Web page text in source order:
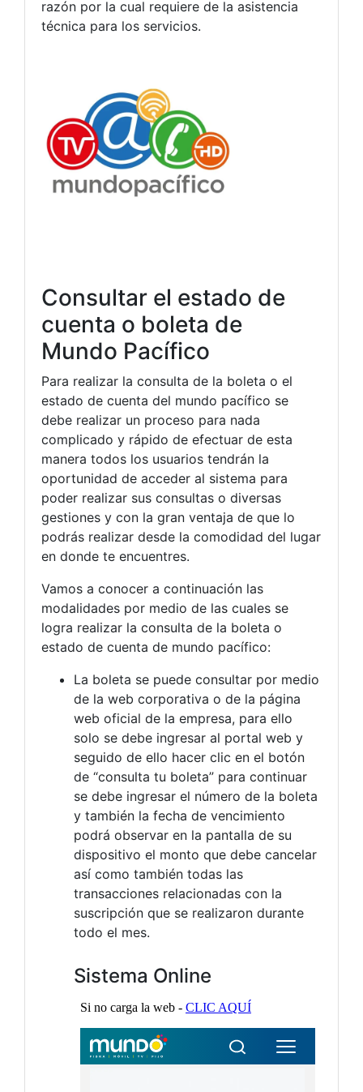
razón por la cual requiere de la asistencia
técnica para los servicios.
Consultar el estado de
cuenta o boleta de
Mundo Pacífico
Para realizar la consulta de la boleta o el
estado de cuenta del mundo pacífico se
debe realizar un proceso para nada
complicado y rápido de efectuar de esta
manera todos los usuarios tendrán la
oportunidad de acceder al sistema para
poder realizar sus consultas o diversas
gestiones y con la gran ventaja de que lo
podrás realizar desde la comodidad del lugar
en donde te encuentres.
Vamos a conocer a continuación las
modalidades por medio de las cuales se
logra realizar la consulta de la boleta o
estado de cuenta de mundo pacífico:
La boleta se puede consultar por medio
de la web corporativa o de la página
web oficial de la empresa, para ello
solo se debe ingresar al portal web y
seguido de ello hacer clic en el botón
de “consulta tu boleta” para continuar
se debe ingresar el número de la boleta
y también la fecha de vencimiento
podrá observar en la pantalla de su
dispositivo el monto que debe cancelar
así como también todas las
transacciones relacionadas con la
suscripción que se realizaron durante
todo el mes.
Sistema Online